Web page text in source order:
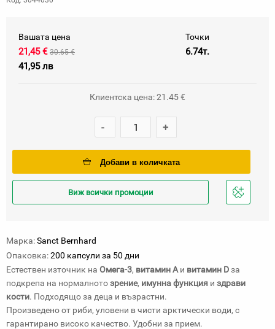
Вашата цена
21,45 € 30.65 €
41,95 лв
Точки
6.74т.
Клиентска цена: 21.45 €
- +
Добави в количката
Виж всички промоции
Добави
Марка:Sanct Bernhard
Опаковка:200 капсули за 50 дни
Естествен източник на Омега-3, витамин A и витамин Dза
подкрепа на нормалнотозрение, имунна функция и здрави
кости. Подходящо за деца и възрастни.
Произведено от риби, уловени в чисти арктически води, с
гарантирано високо качество. Удобни за прием.